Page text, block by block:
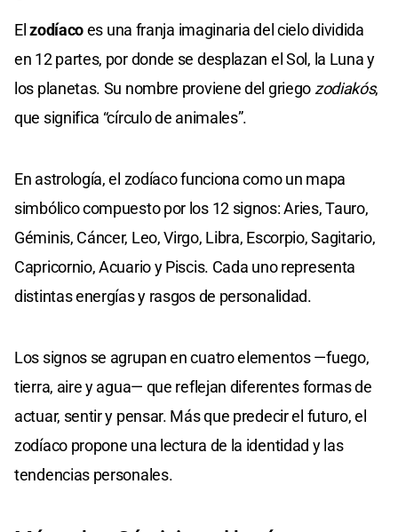
Elzodíacoes una franja imaginaria del cielo dividida
en 12 partes, por donde se desplazan el Sol, la Luna y
los planetas. Su nombre proviene del griego zodiakós,
que significa “círculo de animales”.
En astrología, el zodíaco funciona como un mapa
simbólico compuesto por los 12 signos: Aries, Tauro,
Géminis, Cáncer, Leo, Virgo, Libra, Escorpio, Sagitario,
Capricornio, Acuario y Piscis. Cada uno representa
distintas energías y rasgos de personalidad.
Los signos se agrupan en cuatro elementos —fuego,
tierra, aire y agua— que reflejan diferentes formas de
actuar, sentir y pensar. Más que predecir el futuro, el
zodíaco propone una lectura de la identidad y las
tendencias personales.